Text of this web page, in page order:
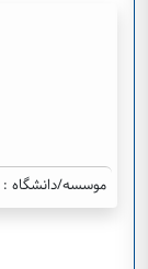
موسسه/دانشگاه :